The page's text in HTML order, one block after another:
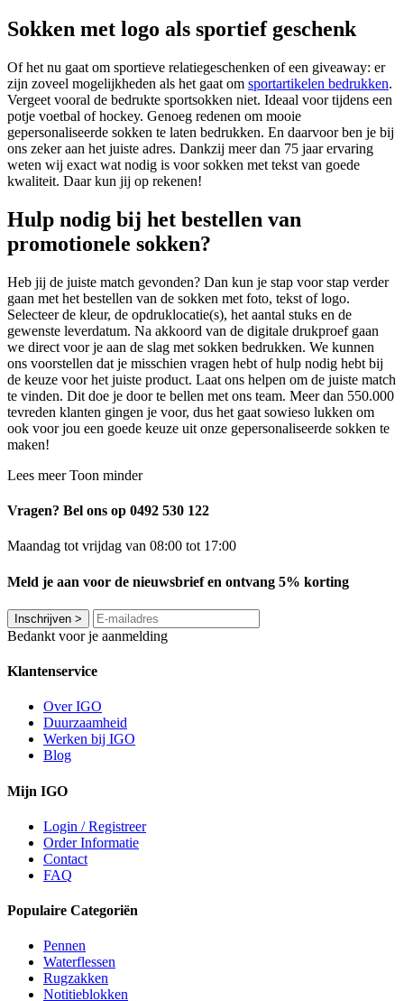
Sokken met logo als sportief geschenk
Of het nu gaat om sportieve relatiegeschenken of een giveaway: er
zijn zoveel mogelijkheden als het gaat om sportartikelen bedrukken.
Vergeet vooral de bedrukte sportsokken niet. Ideaal voor tijdens een
potje voetbal of hockey. Genoeg redenen om mooie
gepersonaliseerde sokken te laten bedrukken. En daarvoor ben je bij
ons zeker aan het juiste adres. Dankzij meer dan 75 jaar ervaring
weten wij exact wat nodig is voor sokken met tekst van goede
kwaliteit. Daar kun jij op rekenen!
Hulp nodig bij het bestellen van
promotionele sokken?
Heb jij de juiste match gevonden? Dan kun je stap voor stap verder
gaan met het bestellen van de sokken met foto, tekst of logo.
Selecteer de kleur, de opdruklocatie(s), het aantal stuks en de
gewenste leverdatum. Na akkoord van de digitale drukproef gaan
we direct voor je aan de slag met sokken bedrukken. We kunnen
ons voorstellen dat je misschien vragen hebt of hulp nodig hebt bij
de keuze voor het juiste product. Laat ons helpen om de juiste match
te vinden. Dit doe je door te bellen met ons team. Meer dan 550.000
tevreden klanten gingen je voor, dus het gaat sowieso lukken om
ook voor jou een goede keuze uit onze gepersonaliseerde sokken te
maken!
Lees meer Toon minder
Vragen? Bel ons op 0492 530 122
Maandag tot vrijdag van 08:00 tot 17:00
Meld je aan voor de nieuwsbrief en ontvang 5% korting
Inschrijven >
Bedankt voor je aanmelding
Klantenservice
Over IGO
Duurzaamheid
Werken bij IGO
Blog
Mijn IGO
Login / Registreer
Order Informatie
Contact
FAQ
Populaire Categoriën
Pennen
Waterflessen
Rugzakken
Notitieblokken